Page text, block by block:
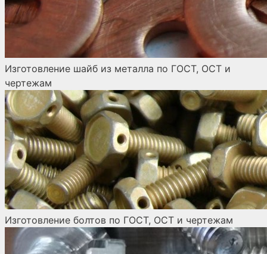
Изготовление шайб из металла по ГОСТ, ОСТ и
чертежам
Изготовление болтов по ГОСТ, ОСТ и чертежам